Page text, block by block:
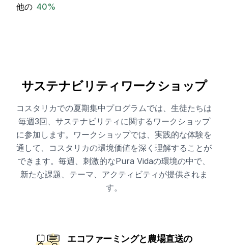
他の 40%
サステナビリティワークショップ
コスタリカでの夏期集中プログラムでは、生徒たちは
毎週3回、サステナビリティに関するワークショップ
に参加します。ワークショップでは、実践的な体験を
通して、コスタリカの環境価値を深く理解することが
できます。毎週、刺激的なPura Vidaの環境の中で、
新たな課題、テーマ、アクティビティが提供されま
す。
エコファーミングと農場直送の